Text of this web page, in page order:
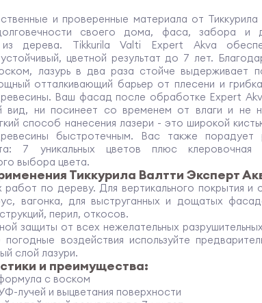
и проверенные материала от
своего дома, фаса, забора и
из дерева. Tikkurila Valti Expert Akva
цветной результат до 7 лет.
лазурь в два раза стойче выдерживает
отталкивающий барьер от плесени и
Ваш фасад после обработке Expert
вид, ни посинеет со временем от влаги и не
способ нанесения лазери - это широкой
быстротечным. Вас также порадует
7 уникальных цветов плюс
выбора цвета.
Тиккурила Валтти Эксперт
работ по дереву. Для вертикального покрытия и
вагонка, для выструганных и дощатых
перил, откосов.
защиты от всех нежелательных
воздействия используйте
слой лазури.
и преимущества:
с воском
лучей и выцветания поверхности